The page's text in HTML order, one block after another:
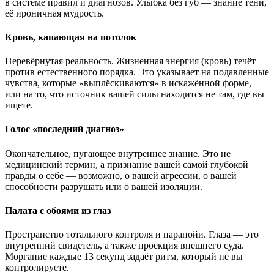
её ироничная мудрость.
Кровь, капающая на потолок
Перевёрнутая реальность. Жизненная энергия (кровь) течёт
против естественного порядка. Это указывает на подавленные
чувства, которые «выплёскиваются» в искажённой форме,
или на то, что источник вашей силы находится не там, где вы
ищете.
Голос «последний диагноз»
Окончательное, пугающее внутреннее знание. Это не
медицинский термин, а признание вашей самой глубокой
правды о себе — возможно, о вашей агрессии, о вашей
способности разрушать или о вашей изоляции.
Палата с обоями из глаз
Пространство тотального контроля и паранойи. Глаза — это
внутренний свидетель, а также проекция внешнего суда.
Моргание каждые 13 секунд задаёт ритм, который не вы
контролируете.